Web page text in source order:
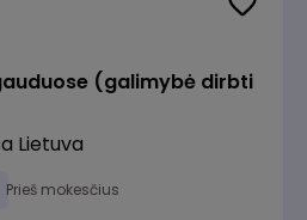
(galimybė dirbti
Lietuva
Prieš mokesčius